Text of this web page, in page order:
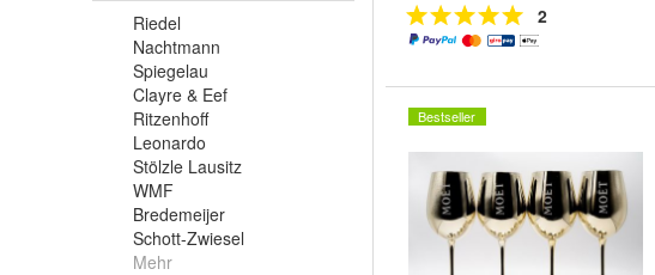
Riedel
Nachtmann
Spiegelau
Clayre & Eef
Ritzenhoff
Leonardo
Stölzle Lausitz
WMF
Bredemeijer
Schott-Zwiesel
Mehr
2
Bestseller